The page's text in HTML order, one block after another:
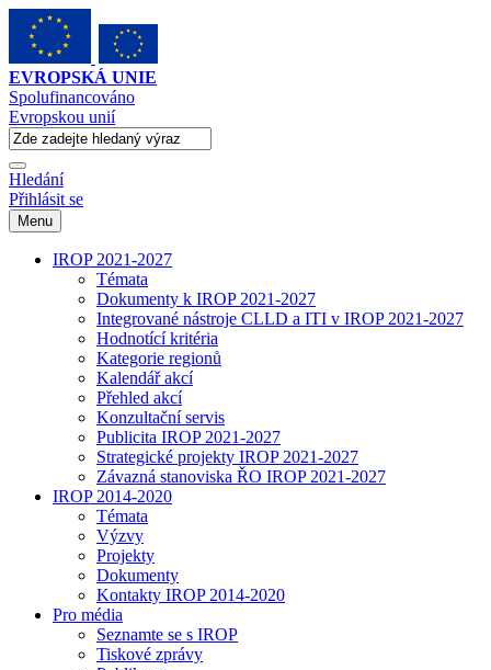
EVROPSKÁ UNIE
Spolufinancováno
Evropskou unií
Hledání
Přihlásit se
Menu
IROP 2021-2027
Témata
Dokumenty k IROP 2021-2027
Integrované nástroje CLLD a ITI v IROP 2021-2027
Hodnotící kritéria
Kategorie regionů
Kalendář akcí
Přehled akcí
Konzultační servis
Publicita IROP 2021-2027
Strategické projekty IROP 2021-2027
Závazná stanoviska ŘO IROP 2021-2027
IROP 2014-2020
Témata
Výzvy
Projekty
Dokumenty
Kontakty IROP 2014-2020
Pro média
Seznamte se s IROP
Tiskové zprávy